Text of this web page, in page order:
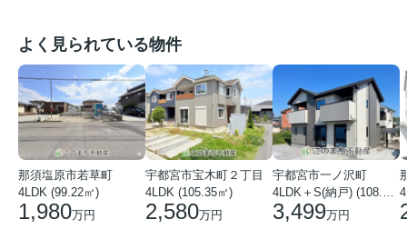
よく見られている物件
那須塩原市若草町
4LDK (99.22㎡)
1,980万円
宇都宮市宝木町２丁目
4LDK (105.35㎡)
2,580万円
宇都宮市一ノ沢町
3,499万円